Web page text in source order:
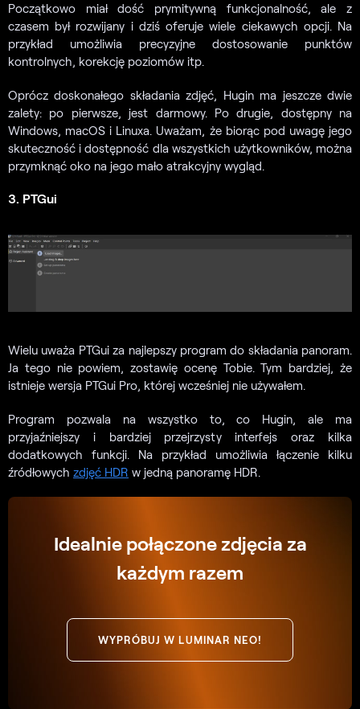
Początkowo miał dość prymitywną funkcjonalność, ale z
czasem był rozwijany i dziś oferuje wiele ciekawych opcji. Na
przykład umożliwia precyzyjne dostosowanie punktów
kontrolnych, korekcję poziomów itp.
Oprócz doskonałego składania zdjęć, Hugin ma jeszcze dwie
zalety: po pierwsze, jest darmowy. Po drugie, dostępny na
Windows, macOS i Linuxa. Uważam, że biorąc pod uwagę jego
skuteczność i dostępność dla wszystkich użytkowników, można
przymknąć oko na jego mało atrakcyjny wygląd.
3. PTGui
Wielu uważa PTGui za najlepszy program do składania panoram.
Ja tego nie powiem, zostawię ocenę Tobie. Tym bardziej, że
istnieje wersja PTGui Pro, której wcześniej nie używałem.
Program pozwala na wszystko to, co Hugin, ale ma
przyjaźniejszy i bardziej przejrzysty interfejs oraz kilka
dodatkowych funkcji. Na przykład umożliwia łączenie kilku
źródłowych zdjęć HDR w jedną panoramę HDR.
Idealnie połączone zdjęcia za
każdym razem
WYPRÓBUJ W LUMINAR NEO!